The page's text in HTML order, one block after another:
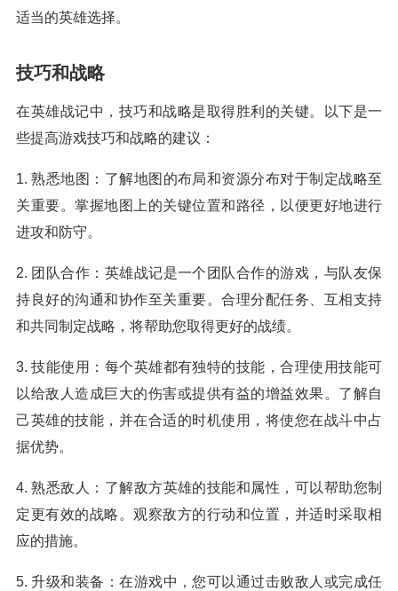
适当的英雄选择。
技巧和战略
在英雄战记中，技巧和战略是取得胜利的关键。以下是一
些提高游戏技巧和战略的建议：
1. 熟悉地图：了解地图的布局和资源分布对于制定战略至
关重要。掌握地图上的关键位置和路径，以便更好地进行
进攻和防守。
2. 团队合作：英雄战记是一个团队合作的游戏，与队友保
持良好的沟通和协作至关重要。合理分配任务、互相支持
和共同制定战略，将帮助您取得更好的战绩。
3. 技能使用：每个英雄都有独特的技能，合理使用技能可
以给敌人造成巨大的伤害或提供有益的增益效果。了解自
己英雄的技能，并在合适的时机使用，将使您在战斗中占
据优势。
4. 熟悉敌人：了解敌方英雄的技能和属性，可以帮助您制
定更有效的战略。观察敌方的行动和位置，并适时采取相
应的措施。
5. 升级和装备：在游戏中，您可以通过击败敌人或完成任